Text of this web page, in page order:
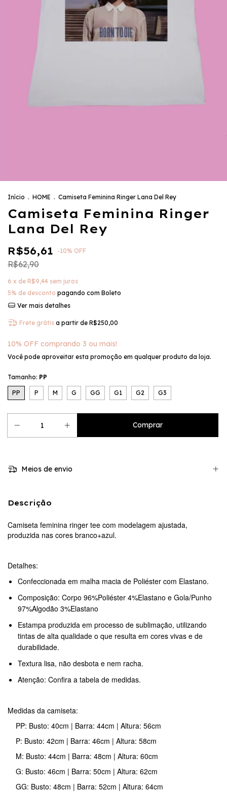
Início . HOME . Camiseta Feminina Ringer Lana Del Rey
Camiseta Feminina Ringer
Lana Del Rey
R$56,61 -10% OFF
R$62,90
6 x de R$9,44 sem juros
5% de desconto pagando com Boleto
Ver mais detalhes
Frete grátis a partir de R$250,00
10% OFF comprando 3 ou mais!
Você pode aproveitar esta promoção em qualquer produto da loja.
Tamanho: PP
PP P M G GG G1 G2 G3
Meios de envio
Descrição
Camiseta feminina ringer tee com modelagem ajustada,
produzida nas cores branco+azul.
Detalhes:
Confeccionada em malha macia de Poliéster com Elastano.
Composição: Corpo 96%Poliéster 4%Elastano e Gola/Punho
97%Algodão 3%Elastano
Estampa produzida em processo de sublimação, utilizando
tintas de alta qualidade o que resulta em cores vivas e de
durabilidade.
Textura lisa, não desbota e nem racha.
Atenção: Confira a tabela de medidas.
Medidas da camiseta:
PP: Busto: 40cm | Barra: 44cm | Altura: 56cm
P: Busto: 42cm | Barra: 46cm | Altura: 58cm
M: Busto: 44cm | Barra: 48cm | Altura: 60cm
G: Busto: 46cm | Barra: 50cm | Altura: 62cm
GG: Busto: 48cm | Barra: 52cm | Altura: 64cm